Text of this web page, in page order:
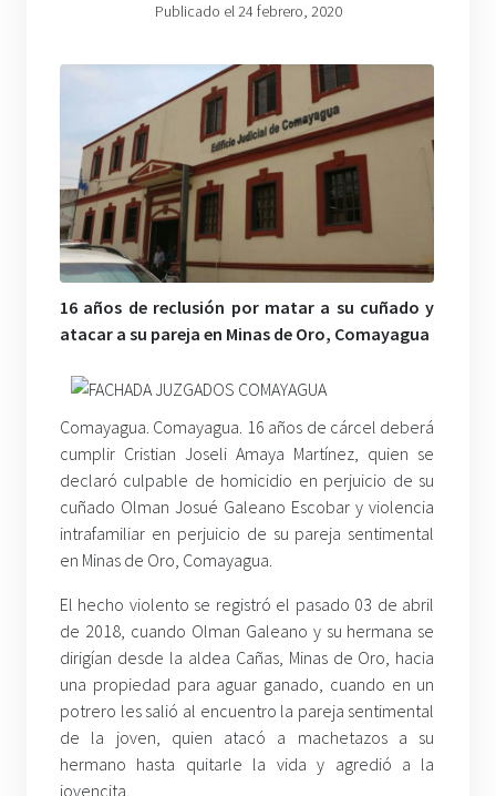
Publicado el 24 febrero, 2020
16 años de reclusión por matar a su cuñado y
atacar a su pareja en Minas de Oro, Comayagua
Comayagua. Comayagua. 16 años de cárcel deberá
cumplir Cristian Joseli Amaya Martínez, quien se
declaró culpable de homicidio en perjuicio de su
cuñado Olman Josué Galeano Escobar y violencia
intrafamiliar en perjuicio de su pareja sentimental
en Minas de Oro, Comayagua.
El hecho violento se registró el pasado 03 de abril
de 2018, cuando Olman Galeano y su hermana se
dirigían desde la aldea Cañas, Minas de Oro, hacia
una propiedad para aguar ganado, cuando en un
potrero les salió al encuentro la pareja sentimental
de la joven, quien atacó a machetazos a su
hermano hasta quitarle la vida y agredió a la
jovencita.